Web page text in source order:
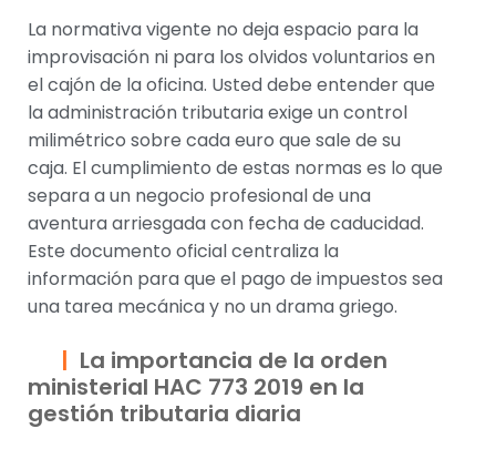
La normativa vigente no deja espacio para la
improvisación ni para los olvidos voluntarios en
el cajón de la oficina. Usted debe entender que
la administración tributaria exige un control
milimétrico sobre cada euro que sale de su
caja. El cumplimiento de estas normas es lo que
separa a un negocio profesional de una
aventura arriesgada con fecha de caducidad.
Este documento oficial centraliza la
información para que el pago de impuestos sea
una tarea mecánica y no un drama griego.
La importancia de la orden
ministerial HAC 773 2019 en la
gestión tributaria diaria